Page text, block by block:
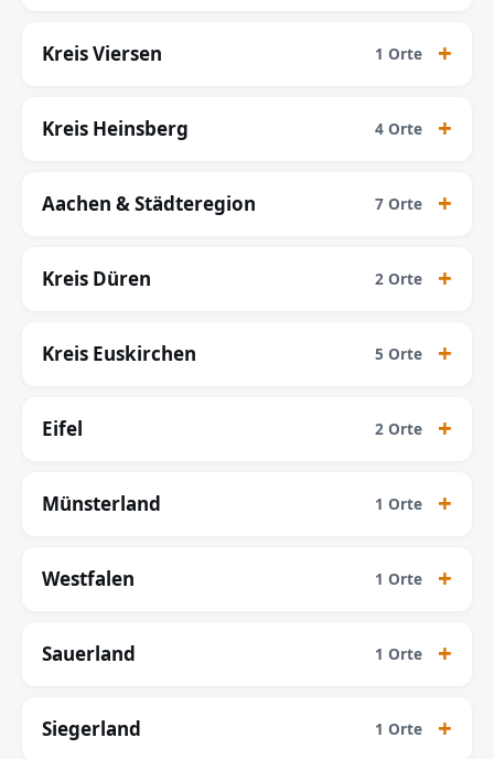
Kreis Viersen 1 Orte
Kreis Heinsberg 4 Orte
Aachen & Städteregion 7 Orte
Kreis Düren 2 Orte
Kreis Euskirchen 5 Orte
Eifel 2 Orte
Münsterland 1 Orte
Westfalen 1 Orte
Sauerland 1 Orte
Siegerland 1 Orte